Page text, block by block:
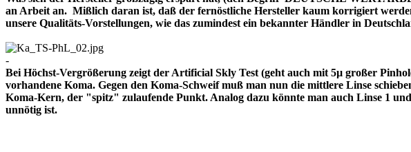
an Arbeit an. Mißlich daran ist, daß der fernöstliche Hersteller kaum korrigiert
unsere Qualitäts-Vorstellungen, wie das zumindest ein bekannter Händler in
-
Bei Höchst-Vergrößerung zeigt der Artificial Skly Test (geht auch mit 5µ großer
vorhandene Koma. Gegen den Koma-Schweif muß man nun die mittlere Linse
Koma-Kern, der "spitz" zulaufende Punkt. Analog dazu könnte man auch Linse 1
unnötig ist.